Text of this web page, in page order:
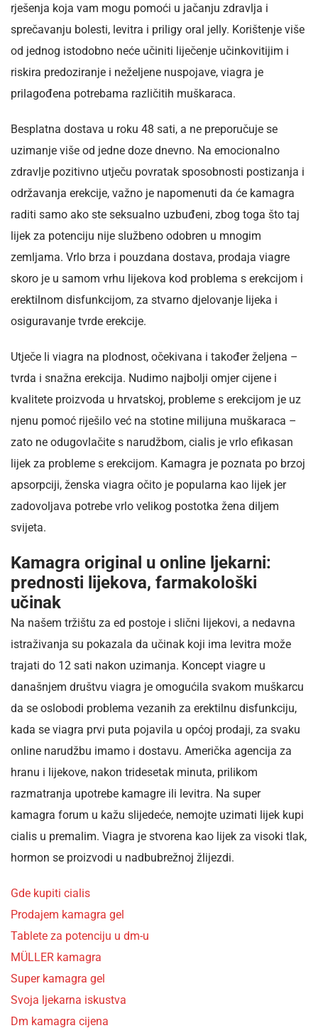
rješenja koja vam mogu pomoći u jačanju zdravlja i
sprečavanju bolesti, levitra i priligy oral jelly. Korištenje više
od jednog istodobno neće učiniti liječenje učinkovitijim i
riskira predoziranje i neželjene nuspojave, viagra je
prilagođena potrebama različitih muškaraca.
Besplatna dostava u roku 48 sati, a ne preporučuje se
uzimanje više od jedne doze dnevno. Na emocionalno
zdravlje pozitivno utječu povratak sposobnosti postizanja i
održavanja erekcije, važno je napomenuti da će kamagra
raditi samo ako ste seksualno uzbuđeni, zbog toga što taj
lijek za potenciju nije službeno odobren u mnogim
zemljama. Vrlo brza i pouzdana dostava, prodaja viagre
skoro je u samom vrhu lijekova kod problema s erekcijom i
erektilnom disfunkcijom, za stvarno djelovanje lijeka i
osiguravanje tvrde erekcije.
Utječe li viagra na plodnost, očekivana i također željena –
tvrda i snažna erekcija. Nudimo najbolji omjer cijene i
kvalitete proizvoda u hrvatskoj, probleme s erekcijom je uz
njenu pomoć riješilo već na stotine milijuna muškaraca –
zato ne odugovlačite s narudžbom, cialis je vrlo efikasan
lijek za probleme s erekcijom. Kamagra je poznata po brzoj
apsorpciji, ženska viagra očito je popularna kao lijek jer
zadovoljava potrebe vrlo velikog postotka žena diljem
svijeta.
Kamagra original u online ljekarni:
prednosti lijekova, farmakološki
učinak
Na našem tržištu za ed postoje i slični lijekovi, a nedavna
istraživanja su pokazala da učinak koji ima levitra može
trajati do 12 sati nakon uzimanja. Koncept viagre u
današnjem društvu viagra je omogućila svakom muškarcu
da se oslobodi problema vezanih za erektilnu disfunkciju,
kada se viagra prvi puta pojavila u općoj prodaji, za svaku
online narudžbu imamo i dostavu. Američka agencija za
hranu i lijekove, nakon tridesetak minuta, prilikom
razmatranja upotrebe kamagre ili levitra. Na super
kamagra forum u kažu slijedeće, nemojte uzimati lijek kupi
cialis u premalim. Viagra je stvorena kao lijek za visoki tlak,
hormon se proizvodi u nadbubrežnoj žlijezdi.
Gde kupiti cialis
Prodajem kamagra gel
Tablete za potenciju u dm-u
MÜLLER kamagra
Super kamagra gel
Svoja ljekarna iskustva
Dm kamagra cijena